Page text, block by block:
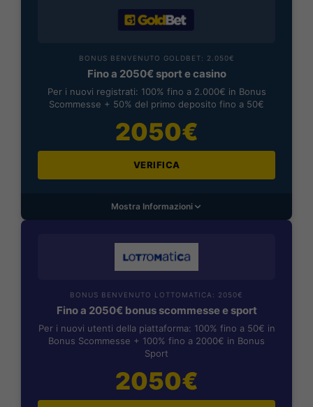
BONUS BENVENUTO GOLDBET: 2.050€
Fino a 2050€ sport e casino
Per i nuovi registrati: 100% fino a 2.000€ in Bonus
Scommesse + 50% del primo deposito fino a 50€
2050€
VERIFICA
Mostra Informazioni
BONUS BENVENUTO LOTTOMATICA: 2050€
Fino a 2050€ bonus scommesse e sport
Per i nuovi utenti della piattaforma: 100% fino a 50€ in
Bonus Scommesse + 100% fino a 2000€ in Bonus
Sport
2050€